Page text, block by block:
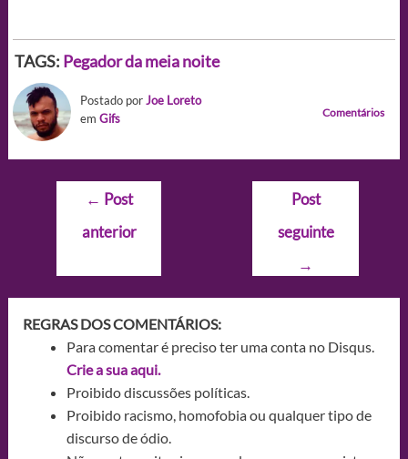
TAGS: Pegador da meia noite
Postado porJoe Loreto
em Gifs Comentários
Navegação
Post
← Post
anterior
Post
seguinte
→
REGRAS DOS COMENTÁRIOS:
Para comentar é preciso ter uma conta no Disqus.
Crie a sua aqui.
Proibido discussões políticas.
Proibido racismo, homofobia ou qualquer tipo de
discurso de ódio.